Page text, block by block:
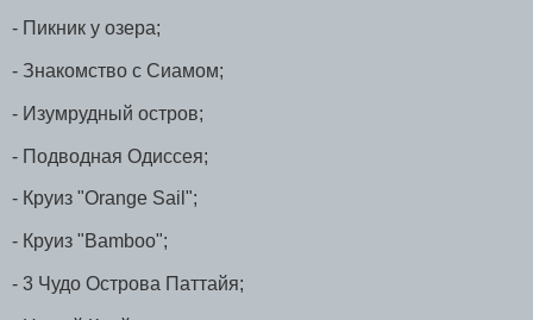
- Пикник у озера;
- Знакомство с Сиамом;
- Изумрудный остров;
- Подводная Одиссея;
- Круиз "Orange Sail";
- Круиз "Bamboo";
- 3 Чудо Острова Паттайя;